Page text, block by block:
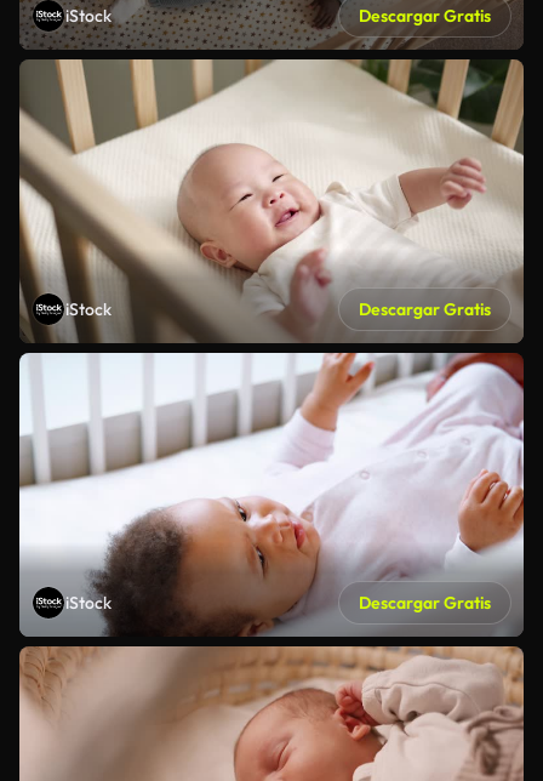
iStock Descargar Gratis
iStock Descargar Gratis
iStock Descargar Gratis